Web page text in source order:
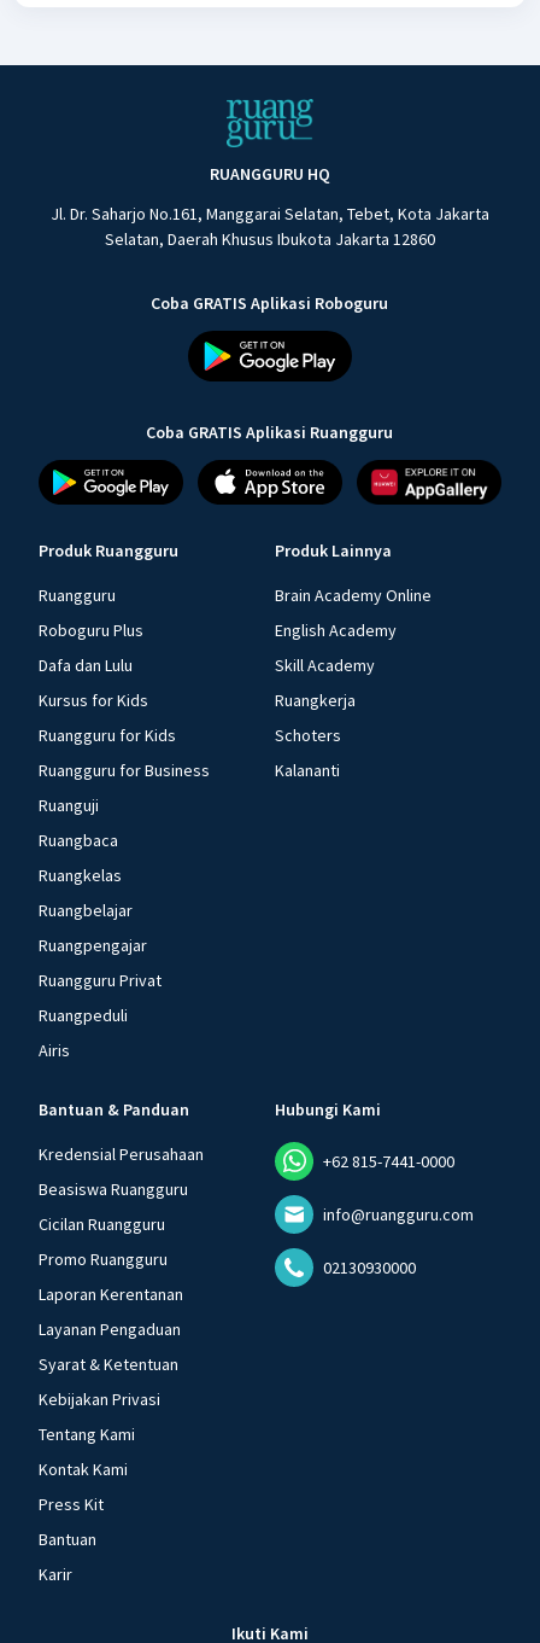
RUANGGURU HQ
Jl. Dr. Saharjo No.161, Manggarai Selatan, Tebet, Kota Jakarta
Selatan, Daerah Khusus Ibukota Jakarta 12860
Coba GRATIS Aplikasi Roboguru
Coba GRATIS Aplikasi Ruangguru
Produk Ruangguru
Ruangguru
Roboguru Plus
Dafa dan Lulu
Kursus for Kids
Ruangguru for Kids
Ruangguru for Business
Ruanguji
Ruangbaca
Ruangkelas
Ruangbelajar
Ruangpengajar
Ruangguru Privat
Ruangpeduli
Airis
Produk Lainnya
Brain Academy Online
English Academy
Skill Academy
Ruangkerja
Schoters
Kalananti
Bantuan & Panduan
Kredensial Perusahaan
Beasiswa Ruangguru
Cicilan Ruangguru
Promo Ruangguru
Laporan Kerentanan
Layanan Pengaduan
Syarat & Ketentuan
Kebijakan Privasi
Tentang Kami
Kontak Kami
Press Kit
Bantuan
Karir
Hubungi Kami
+62 815-7441-0000
info@ruangguru.com
02130930000
Ikuti Kami